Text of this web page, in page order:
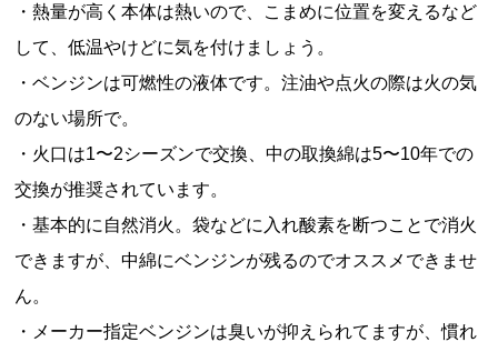
・熱量が高く本体は熱いので、こまめに位置を変えるなど
して、低温やけどに気を付けましょう。
・ベンジンは可燃性の液体です。注油や点火の際は火の気
のない場所で。
・火口は1〜2シーズンで交換、中の取換綿は5〜10年での
交換が推奨されています。
・基本的に自然消火。袋などに入れ酸素を断つことで消火
できますが、中綿にベンジンが残るのでオススメできませ
ん。
・メーカー指定ベンジンは臭いが抑えられてますが、慣れ